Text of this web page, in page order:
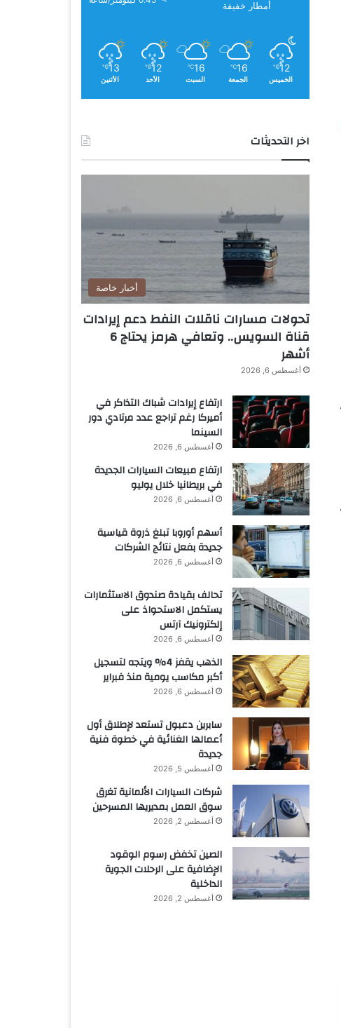
أمطار خفيفة
12
℃
الخميس
16
℃
الجمعة
16
℃
السبت
12
℃
الأحد
13
℃
الأثنين
اخر التحديثات
أخبار خاصة
تحولات مسارات ناقلات النفط دعم إيرادات
قناة السويس.. وتعافي هرمز يحتاج 6
أشهر
أغسطس 6, 2026
ارتفاع إيرادات شباك التذاكر في
أميركا رغم تراجع عدد مرتادي دور
السينما
أغسطس 6, 2026
ارتفاع مبيعات السيارات الجديدة
في بريطانيا خلال يوليو
أغسطس 6, 2026
أسهم أوروبا تبلغ ذروة قياسية
جديدة بفعل نتائج الشركات
أغسطس 6, 2026
تحالف بقيادة صندوق الاستثمارات
يستكمل الاستحواذ على
إلكترونيك آرتس
أغسطس 6, 2026
الذهب يقفز 4% ويتجه لتسجيل
أكبر مكاسب يومية منذ فبراير
أغسطس 6, 2026
سابرين دعبول تستعد لإطلاق أول
أعمالها الغنائية في خطوة فنية
جديدة
أغسطس 5, 2026
شركات السيارات الألمانية تغرق
سوق العمل بمديريها المسرحين
أغسطس 2, 2026
الصين تخفض رسوم الوقود
الإضافية على الرحلات الجوية
الداخلية
أغسطس 2, 2026